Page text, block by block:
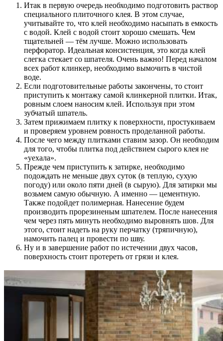
Итак в первую очередь необходимо подготовить раствор
специального плиточного клея. В этом случае,
учитывайте то, что клей необходимо насыпать в емкость
с водой. Клей с водой стоит хорошо смешать. Чем
тщательней — тём лучше. Можно использовать
перфоратор. Идеальная консистенция, это когда клей
слегка стекает со шпателя. Очень важно! Перед началом
всех работ клинкер, необходимо вымочить в чистой
воде.
Если подготовительные работы закончены, то стоит
приступить к монтажу самой клинкерной плитки. Итак,
ровным слоем наносим клей. Используя при этом
зубчатый шпатель.
Затем прижимаем плитку к поверхности, простукиваем
и проверяем уровнем ровность проделанной работы.
После чего между плитками ставим зазор. Он необходим
для того, чтобы плитка под действием сырого клея не
«уехала».
Прежде чем приступить к затирке, необходимо
подождать не меньше двух суток (в теплую, сухую
погоду) или около пяти дней (в сырую). Для затирки мы
возьмем самую обычную. А именно — цементную.
Также подойдет полимерная. Нанесение будем
производить прорезиненым шпателем. После нанесения
чем через пять минуть необходимо выровнять шов. Для
этого, стоит надеть на руку перчатку (тряпичную),
намочить палец и провести по шву.
Ну и в завершение работ по истечении двух часов,
поверхность стоит протереть от грязи и клея.